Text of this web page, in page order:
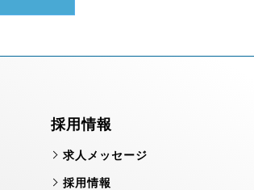
採用情報
求人メッセージ
採用情報